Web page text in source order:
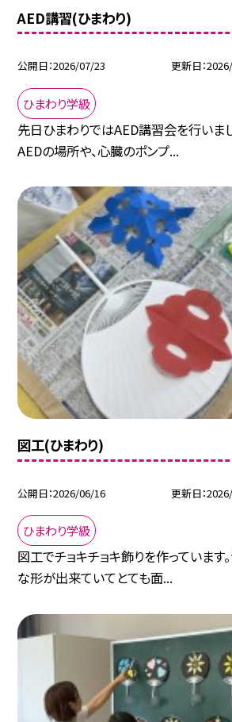
AED講習(ひまわり)
公開日 2026/07/23 更新日
ひまわり学級
先日ひまわりではAED講習会を行いま
AEDの場所や、心臓のポンプ...
図工(ひまわり)
公開日 2026/06/16 更新日
ひまわり学級
図工でチョキチョキ飾りを作っています
な形が出来ていてとても面...